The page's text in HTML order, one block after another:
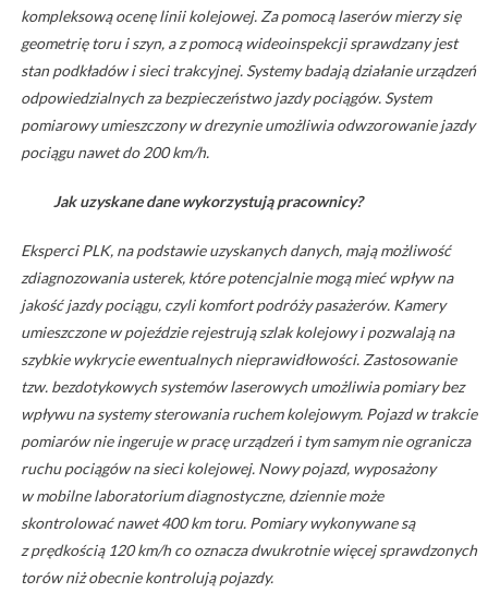
kompleksową ocenę linii kolejowej. Za pomocą laserów mierzy się
geometrię toru i szyn, a z pomocą wideoinspekcji sprawdzany jest
stan podkładów i sieci trakcyjnej. Systemy badają działanie urządzeń
odpowiedzialnych za bezpieczeństwo jazdy pociągów. System
pomiarowy umieszczony w drezynie umożliwia odwzorowanie jazdy
pociągu nawet do 200 km/h.
Jak uzyskane dane wykorzystują pracownicy?
Eksperci PLK, na podstawie uzyskanych danych, mają możliwość
zdiagnozowania usterek, które potencjalnie mogą mieć wpływ na
jakość jazdy pociągu, czyli komfort podróży pasażerów. Kamery
umieszczone w pojeździe rejestrują szlak kolejowy i pozwalają na
szybkie wykrycie ewentualnych nieprawidłowości. Zastosowanie
tzw. bezdotykowych systemów laserowych umożliwia pomiary bez
wpływu na systemy sterowania ruchem kolejowym. Pojazd w trakcie
pomiarów nie ingeruje w pracę urządzeń i tym samym nie ogranicza
ruchu pociągów na sieci kolejowej. Nowy pojazd, wyposażony
w mobilne laboratorium diagnostyczne, dziennie może
skontrolować nawet 400 km toru. Pomiary wykonywane są
z prędkością 120 km/h co oznacza dwukrotnie więcej sprawdzonych
torów niż obecnie kontrolują pojazdy.